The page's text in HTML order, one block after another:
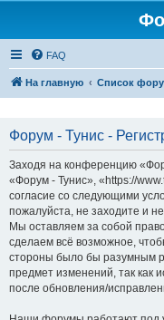
FAQ
На главную Список
Форум - Тунис -
Заходя на конференцию
«Форум - Тунис», «https://
согласие со следующими
пожалуйста, не заходите и
Мы оставляем за собой
сделаем всё возможное,
стороны было бы разумным
предмет изменений, так как
после обновления/